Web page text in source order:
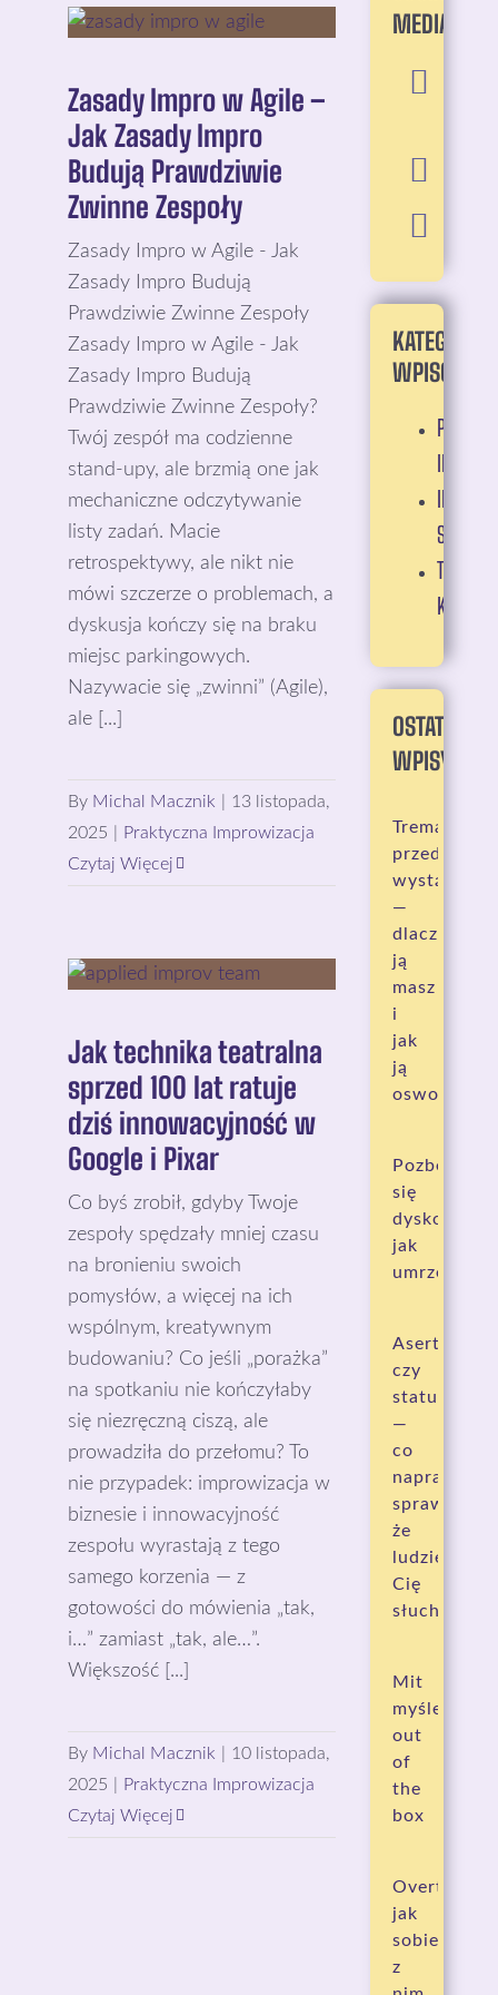
Zasady Impro w Agile –
Jak Zasady Impro
Budują Prawdziwie
Zwinne Zespoły
Zasady Impro w Agile - Jak
Zasady Impro Budują
Prawdziwie Zwinne Zespoły
Zasady Impro w Agile - Jak
Zasady Impro Budują
Prawdziwie Zwinne Zespoły?
Twój zespół ma codzienne
stand-upy, ale brzmią one jak
mechaniczne odczytywanie
listy zadań. Macie
retrospektywy, ale nikt nie
mówi szczerze o problemach, a
dyskusja kończy się na braku
miejsc parkingowych.
Nazywacie się „zwinni” (Agile),
ale [...]
By Michal Macznik
13 listopada,
2025
Praktyczna Improwizacja
Czytaj Więcej
Jak technika teatralna
sprzed 100 lat ratuje
dziś innowacyjność w
Google i Pixar
Co byś zrobił, gdyby Twoje
zespoły spędzały mniej czasu
na bronieniu swoich
pomysłów, a więcej na ich
wspólnym, kreatywnym
budowaniu? Co jeśli „porażka”
na spotkaniu nie kończyłaby
się niezręczną ciszą, ale
prowadziła do przełomu? To
nie przypadek: improwizacja w
biznesie i innowacyjność
zespołu wyrastają z tego
samego korzenia — z
gotowości do mówienia „tak,
i…” zamiast „tak, ale…”.
Większość [...]
By Michal Macznik
10 listopada,
2025
Praktyczna Improwizacja
Czytaj Więcej
MEDIA:
KATEGORIE
WPISÓW:
OSTATNIE
WPISY:
Trema
przed
—
dlaczego
ją
masz
i
jak
ją
oswoić
Pozbędziesz
się
jak
umrzesz
czy
status
—
co
naprawdę
sprawia,
że
ludzie
Cię
słuchają?
Mit
myślenia
out
of
the
box
jak
sobie
z